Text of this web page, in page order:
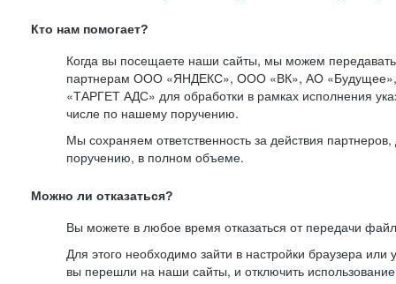
Кто нам помогает?
Когда вы посещаете наши сайты, мы можем
партнерам ООО «ЯНДЕКС», ООО «ВК», АО
«ТАРГЕТ АДС» для обработки в рамках исполнения
числе по нашему поручению.
Мы сохраняем ответственность за действия
поручению, в полном объеме.
Можно ли отказаться?
Вы можете в любое время отказаться от передачи
Для этого необходимо зайти в настройки браузера или
вы перешли на наши сайты, и отключить